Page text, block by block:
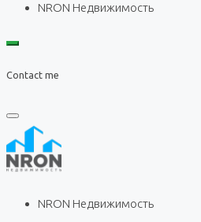
NRON Недвижимость
Contact me
NRON Недвижимость